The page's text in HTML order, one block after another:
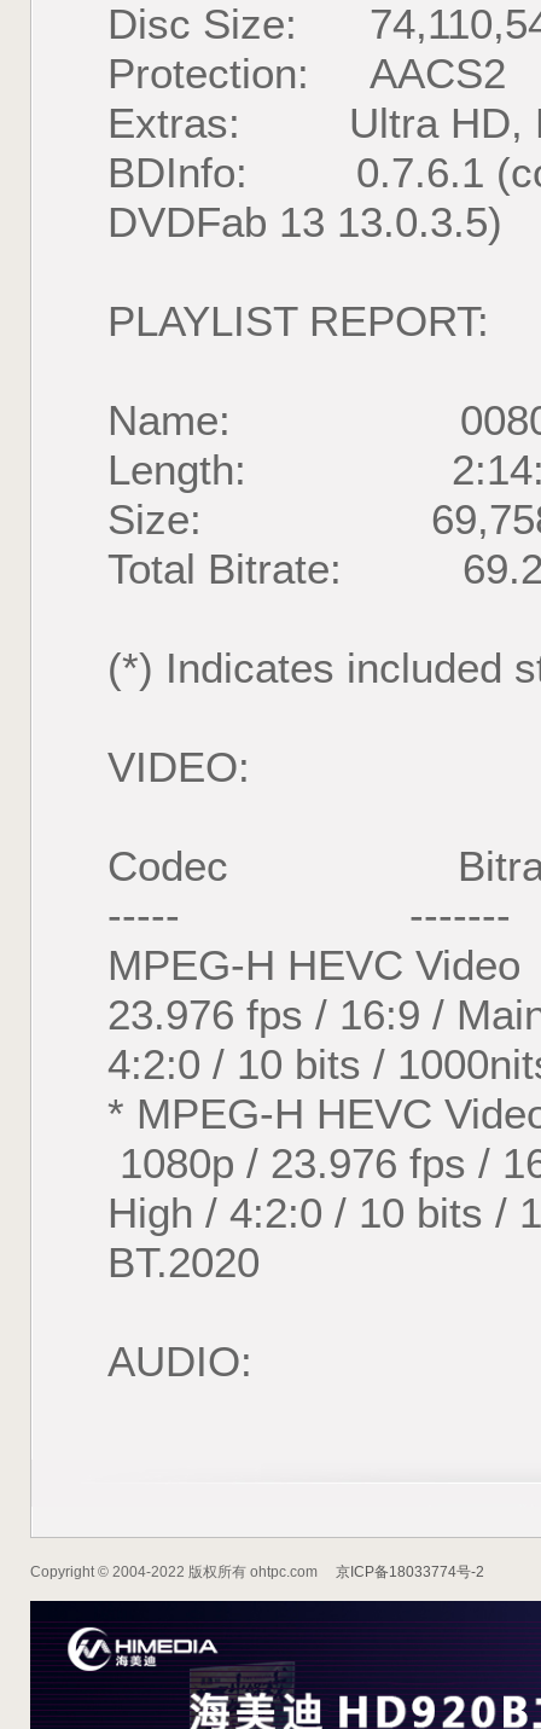
Disc Size:
Protection: AACS2
Extras: Ultra HD,
BDInfo: 0.7.6.1
DVDFab 13 13.0.3.5)
PLAYLIST REPORT:
Name:
Length:
Size:
Total Bitrate:
(*) Indicates included
VIDEO:
Codec
----- -------
MPEG-H HEVC
23.976 fps / 16:9 /
4:2:0 / 10 bits /
* MPEG-H HEVC
1080p / 23.976 fps /
High / 4:2:0 / 10 bits /
BT.2020
AUDIO:
Copyright © 2004-2022 版权所有 ohtpc.com 京ICP备18033774号-2